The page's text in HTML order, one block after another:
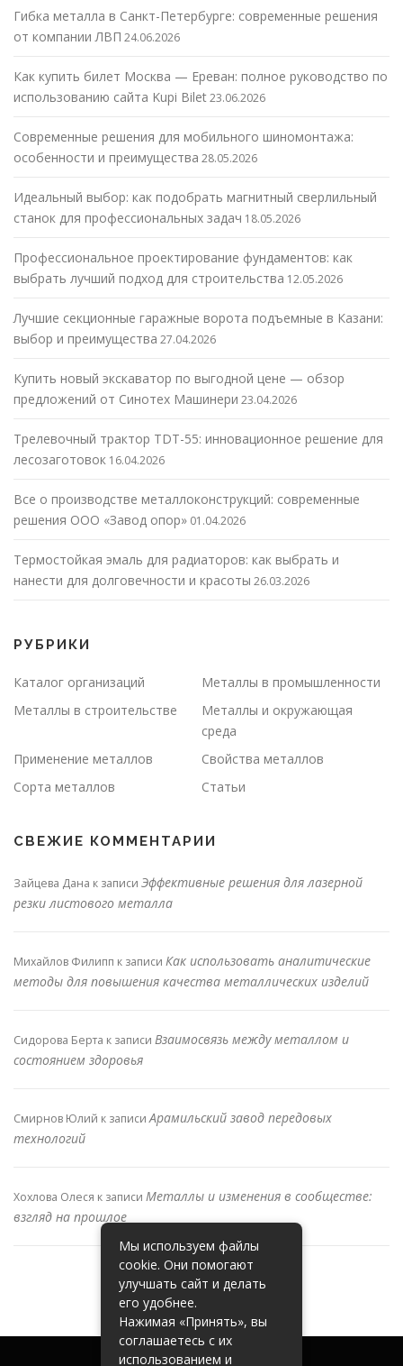
Гибка металла в Санкт-Петербурге: современные решения
от компании ЛВП 24.06.2026
Как купить билет Москва — Ереван: полное руководство по
использованию сайта Kupi Bilet23.06.2026
Современные решения для мобильного шиномонтажа:
особенности и преимущества 28.05.2026
Идеальный выбор: как подобрать магнитный сверлильный
станок для профессиональных задач 18.05.2026
Профессиональное проектирование фундаментов: как
выбрать лучший подход для строительства 12.05.2026
Лучшие секционные гаражные ворота подъемные в Казани:
выбор и преимущества 27.04.2026
Купить новый экскаватор по выгодной цене — обзор
предложений от Синотех Машинери 23.04.2026
Трелевочный трактор TDT-55: инновационное решение для
лесозаготовок 16.04.2026
Все о производстве металлоконструкций: современные
решения ООО «Завод опор» 01.04.2026
Термостойкая эмаль для радиаторов: как выбрать и
нанести для долговечности и красоты 26.03.2026
РУБРИКИ
Каталог организаций
Металлы в промышленности
Металлы в строительстве
Металлы и окружающая
среда
Применение металлов
Свойства металлов
Сорта металлов
Статьи
СВЕЖИЕ КОММЕНТАРИИ
Зайцева Дана к записи Эффективные решения для лазерной
резки листового металла
Михайлов Филипп к записи Как использовать аналитические
методы для повышения качества металлических изделий
Сидорова Берта к записи Взаимосвязь между металлом и
состоянием здоровья
Смирнов Юлий к записиАрамильский завод передовых
технологий
Хохлова Олеся к записи Металлы и изменения в сообществе:
взгляд на прошлое
Мы используем файлы
cookie. Они помогают
улучшать сайт и делать
его удобнее.
Нажимая «Принять», вы
соглашаетесь с их
использованием и